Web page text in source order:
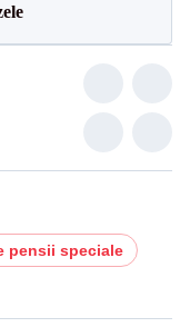
pensii speciale